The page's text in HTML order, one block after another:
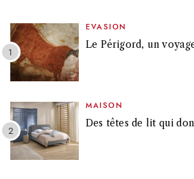
EVASION
Le Périgord, un
MAISON
Des têtes de lit qui